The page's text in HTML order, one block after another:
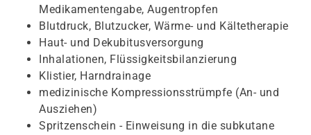
Medikamentengabe, Augentropfen
Blutdruck, Blutzucker, Wärme- und Kältetherapie
Haut- und Dekubitusversorgung
Inhalationen, Flüssigkeitsbilanzierung
Klistier, Harndrainage
medizinische Kompressionsstrümpfe (An- und
Ausziehen)
Spritzenschein - Einweisung in die subkutane